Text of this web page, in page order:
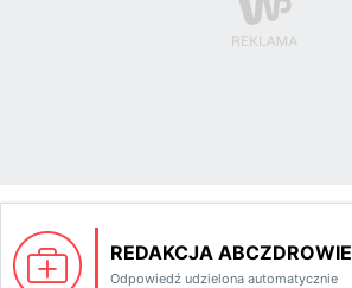
REDAKCJA ABCZDROWIE
Odpowiedź udzielona automatycznie